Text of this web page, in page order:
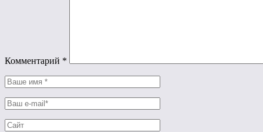
Комментарий *